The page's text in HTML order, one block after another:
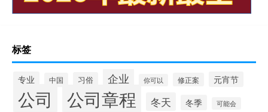
标签
专业 中国 习俗 企业 你可以 修正案 元宵节
公司 公司章程 冬天 冬季 可能会